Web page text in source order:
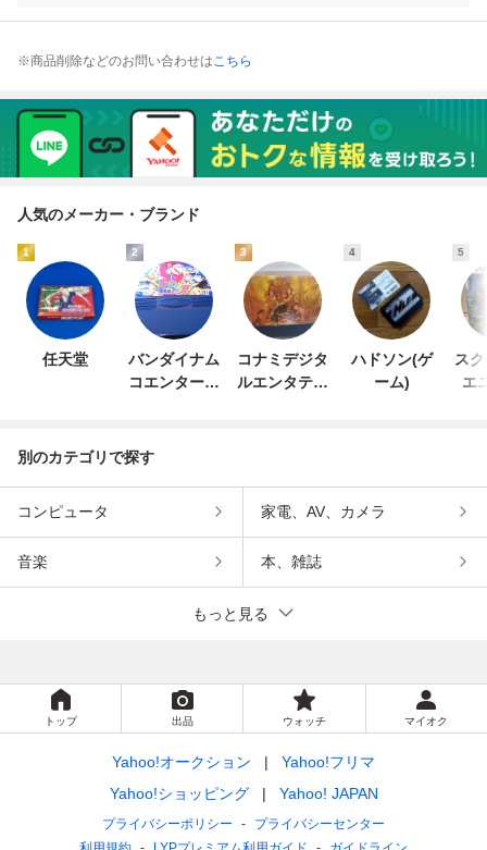
※商品削除などのお問い合わせはこちら
人気のメーカー・ブランド
1
任天堂
2
バンダイナム
コエンターテ
3
コナミデジタ
ルエンタテイ
4
ハドソン(ゲ
ーム)
5
ス
エ
別のカテゴリで探す
コンピュータ 家電、AV、カメラ
音楽 本、雑誌
もっと見る
トップ 出品 ウォッチ マイオク
Yahoo!オークション
Yahoo!フリマ
Yahoo!ショッピング
Yahoo! JAPAN
プライバシーポリシー
プライバシーセンター